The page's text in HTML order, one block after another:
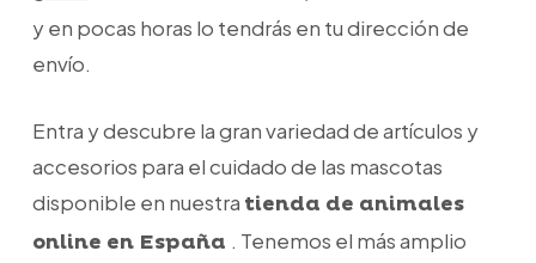
y en pocas horas lo tendrás en tu dirección de
envío.
Entra y descubre la gran variedad de artículos y
accesorios para el cuidado de las mascotas
disponible en nuestra tienda de animales
online en España . Tenemos el más amplio